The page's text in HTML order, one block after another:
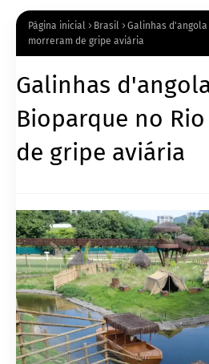
Página inicial Brasil
Galinhas
morreram de gripe aviária
Galinhas
Bioparque no
de gripe aviária